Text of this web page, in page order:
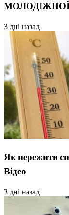
3 дні назад
Як пережити
Відео
3 дні назад